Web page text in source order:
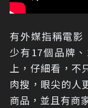
有外媒指稱電影
少有17個品牌
上，仔細看，
肉搜，眼尖的人
商品，並且有商